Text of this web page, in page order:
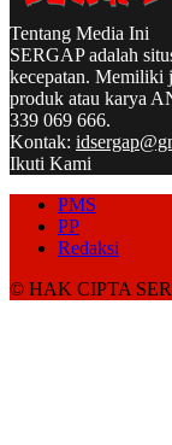
Tentang Media Ini
SERGAP adalah
kecepatan. Memiliki
produk atau karya
339 069 666.
Kontak:
Ikuti Kami
PMS
PP
Redaksi
© HAK CIPTA